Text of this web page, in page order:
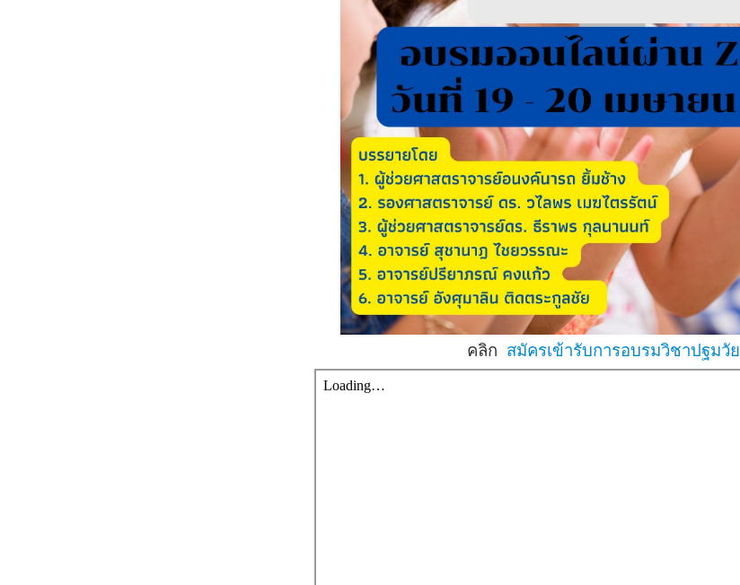
คลิก สมัครเข้ารับการอบรมวิชาปฐมวัย